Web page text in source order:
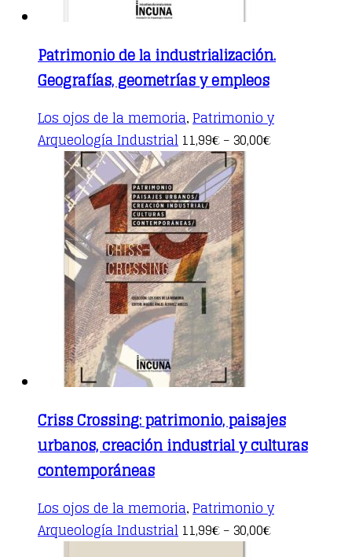
Patrimonio de la industrialización.
Geografías, geometrías y empleos
Los ojos de la memoria, Patrimonio y
Arqueología Industrial This
product
has
multiple
variants.
The
options
may
be
chosen
on
the
product
page
11,99€ – 30,00€
Criss Crossing: patrimonio, paisajes
urbanos, creación industrial y culturas
contemporáneas
Los ojos de la memoria, Patrimonio y
Arqueología Industrial This
product
11,99€ – 30,00€